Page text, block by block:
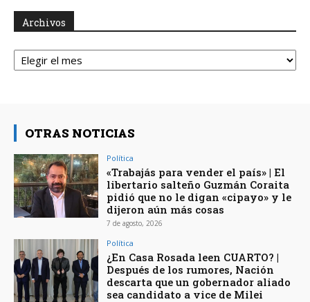
Archivos
Archivos
OTRAS NOTICIAS
Política
«Trabajás para vender el país» | El
libertario salteño Guzmán Coraita
pidió que no le digan «cipayo» y le
dijeron aún más cosas
7 de agosto, 2026
Política
¿En Casa Rosada leen CUARTO? |
Después de los rumores, Nación
descarta que un gobernador aliado
sea candidato a vice de Milei